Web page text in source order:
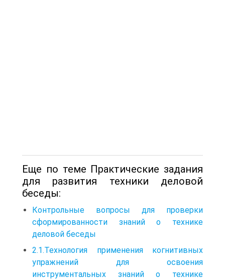
Еще по теме Практические задания
для развития техники деловой
беседы:
Контрольные вопросы для проверки
сформированности знаний о технике
деловой беседы
2.1.Технология применения когнитивных
упражнений для освоения
инструментальных знаний о технике